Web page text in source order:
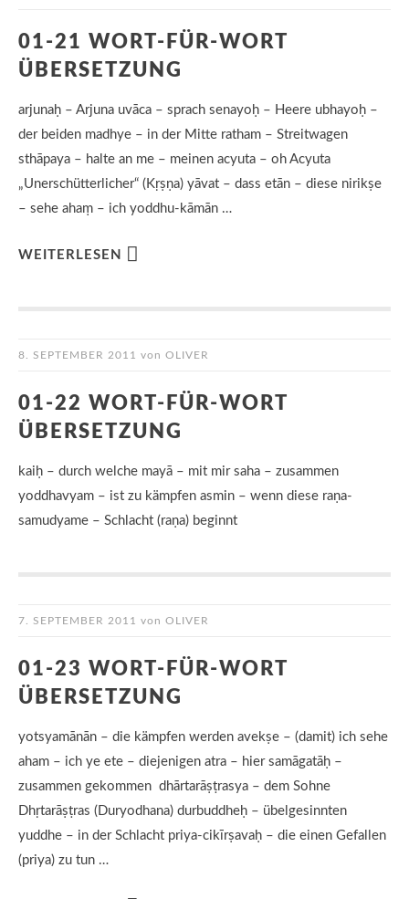
01-21 WORT-FÜR-WORT
ÜBERSETZUNG
arjunaḥ – Arjuna uvāca – sprach senayoḥ – Heere ubhayoḥ –
der beiden madhye – in der Mitte ratham – Streitwagen
sthāpaya – halte an me – meinen acyuta – oh Acyuta
„Unerschütterlicher“ (Kṛṣṇa) yāvat – dass etān – diese nirikṣe
– sehe ahaṃ – ich yoddhu-kāmān …
WEITERLESEN
8. SEPTEMBER 2011 von OLIVER
01-22 WORT-FÜR-WORT
ÜBERSETZUNG
kaiḥ – durch welche mayā – mit mir saha – zusammen
yoddhavyam – ist zu kämpfen asmin – wenn diese raṇa-
samudyame – Schlacht (raṇa) beginnt
7. SEPTEMBER 2011 von OLIVER
01-23 WORT-FÜR-WORT
ÜBERSETZUNG
yotsyamānān – die kämpfen werden avekṣe – (damit) ich sehe
aham – ich ye ete – diejenigen atra – hier samāgatāḥ –
zusammen gekommen dhārtarāṣṭrasya – dem Sohne
Dhṛtarāṣṭras (Duryodhana) durbuddheḥ – übelgesinnten
yuddhe – in der Schlacht priya-cikīrṣavaḥ – die einen Gefallen
(priya) zu tun …